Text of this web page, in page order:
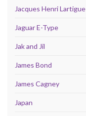
Jacques Henri Lartigue
Jaguar E-Type
Jak and Jil
James Bond
James Cagney
Japan